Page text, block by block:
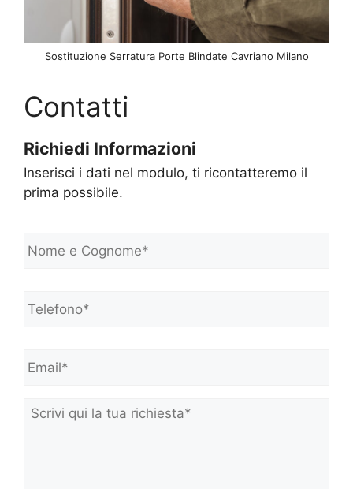
Sostituzione Serratura Porte Blindate Cavriano Milano
Contatti
Richiedi Informazioni
Inserisci i dati nel modulo, ti ricontatteremo il
prima possibile.
o
e
C
n
m
Scrivi
qui